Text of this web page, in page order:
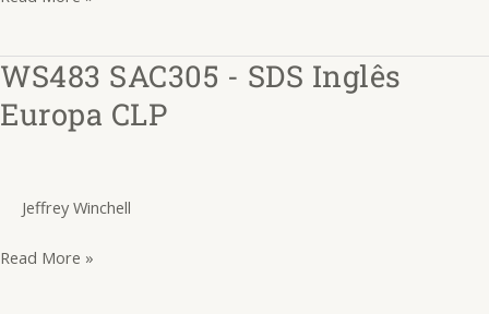
WS483 SAC305 - SDS Inglês
Europa CLP
Jeffrey Winchell
WS483
SAC305
-
Europa
Read More »